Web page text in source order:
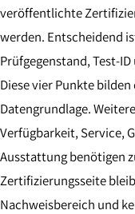
veröffentlichte
werden. Entscheidend
Prüfgegenstand, Test-
Diese vier Punkte
Datengrundlage.
Verfügbarkeit, Service,
Ausstattung benötigen
Zertifizierungsseite
Nachweisbereich und